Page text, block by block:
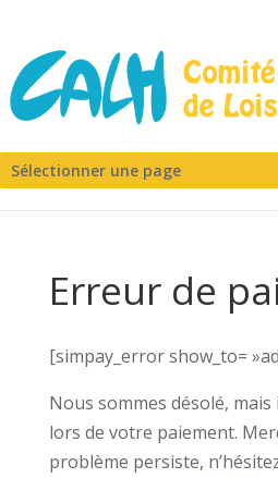
Sélectionner une page
Erreur de
[simpay_error show_to=
Nous sommes désolé,
lors de votre paiement.
problème persiste,